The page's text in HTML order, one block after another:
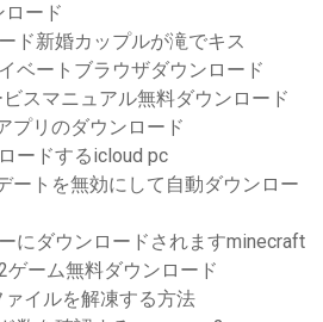
ード
ド新婚カップルが滝でキス
ベートブラウザダウンロード
スマニュアル無料ダウンロード
プリのダウンロード
ードするicloud pc
ートを無効にして自動ダウンロー
にダウンロードされますminecraft
ーム無料ダウンロード
イルを解凍する方法